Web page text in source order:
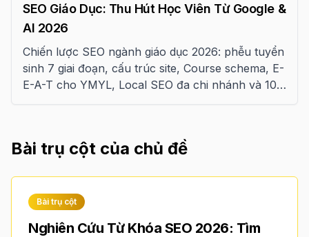
SEO Giáo Dục: Thu Hút Học Viên Từ Google &
AI 2026
Chiến lược SEO ngành giáo dục 2026: phễu tuyển
sinh 7 giai đoạn, cấu trúc site, Course schema, E-
E-A-T cho YMYL, Local SEO đa chi nhánh và 10
Bài trụ cột của chủ đề
Bài trụ cột
Nghiên Cứu Từ Khóa SEO 2026: Tìm